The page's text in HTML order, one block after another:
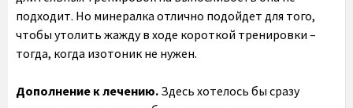
подходит. Но минералка отлично подойдет для того,
чтобы утолить жажду в ходе короткой тренировки –
тогда, когда изотоник не нужен.
Дополнение к лечению. Здесь хотелось бы сразу